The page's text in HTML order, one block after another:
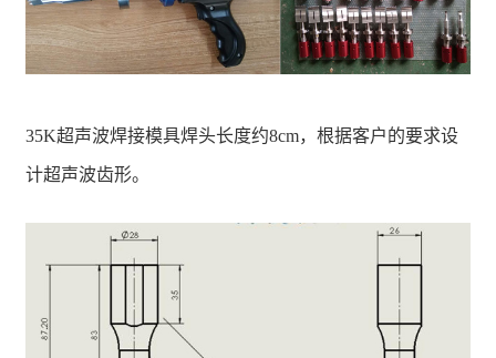
35K超声波焊接模具焊头长度约8cm，根据客户的要求设
计超声波齿形。